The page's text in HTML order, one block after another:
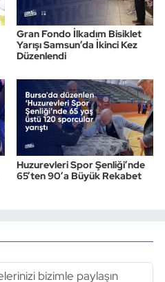
Gran Fondo İlkadım Bisiklet
Yarışı Samsun’da İkinci Kez
Düzenlendi
Huzurevleri Spor Şenliği’nde
65’ten 90’a Büyük Rekabet